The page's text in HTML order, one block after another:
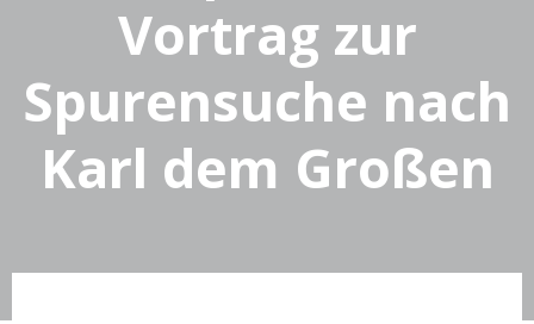
Vortrag zur
Spurensuche nach
Karl dem Großen